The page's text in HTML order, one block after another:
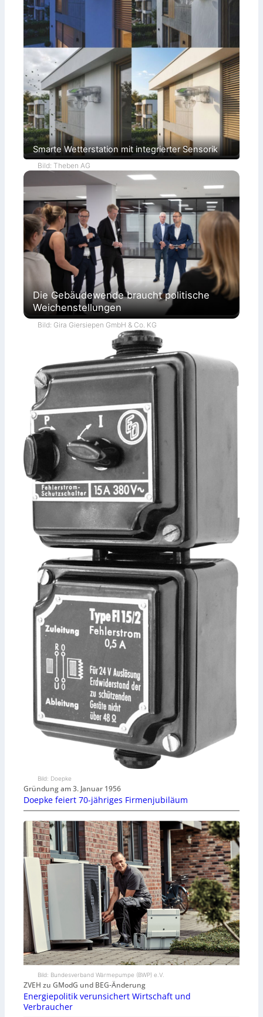
Smarte Wetterstation mit integrierter Sensorik
Bild: Theben AG
Die Gebäudewende braucht politische
Weichenstellungen
Bild: Gira Giersiepen GmbH & Co. KG
Bild: Doepke
Gründung am 3. Januar 1956
Doepke feiert 70-jähriges Firmenjubiläum
Bild: Bundesverband Wärmepumpe (BWP) e.V.
ZVEH zu GModG und BEG-Änderung
Energiepolitik verunsichert Wirtschaft und
Verbraucher